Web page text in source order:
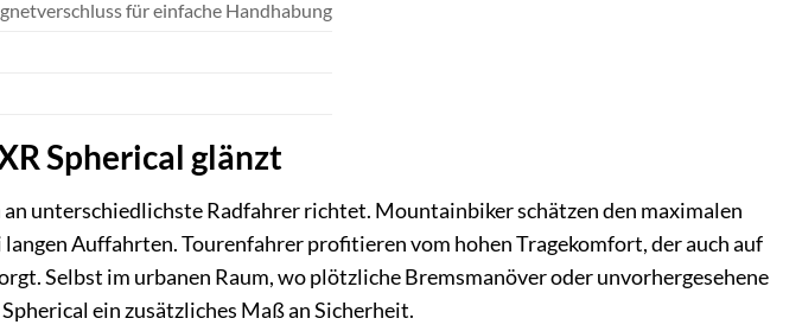
für einfache Handhabung
Spherical glänzt
unterschiedlichste Radfahrer richtet. Mountainbiker schätzen den maximalen
Auffahrten. Tourenfahrer profitieren vom hohen Tragekomfort, der auch auf
Selbst im urbanen Raum, wo plötzliche Bremsmanöver oder unvorhergesehene
ein zusätzliches Maß an Sicherheit.